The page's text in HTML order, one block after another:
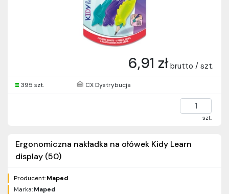
6,91 zł brutto / szt.
395 szt. CX Dystrybucja
szt.
Ergonomiczna nakładka na ołówek Kidy Learn
display (50)
Producent:Maped
Marka:Maped